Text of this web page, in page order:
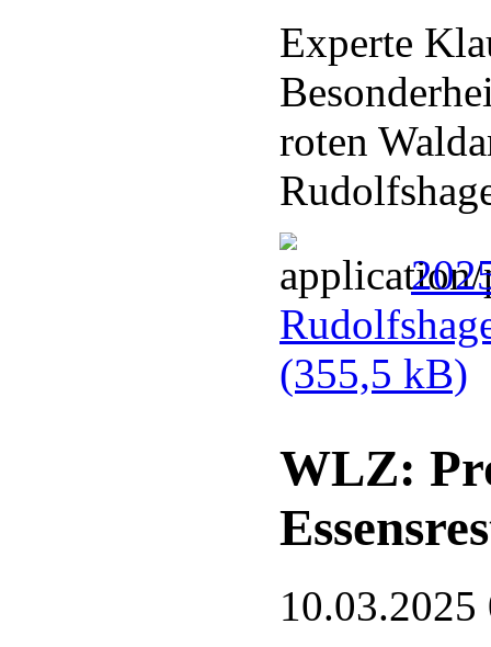
Experte
roten
(355,5 kB)
WLZ:
10.03.2025